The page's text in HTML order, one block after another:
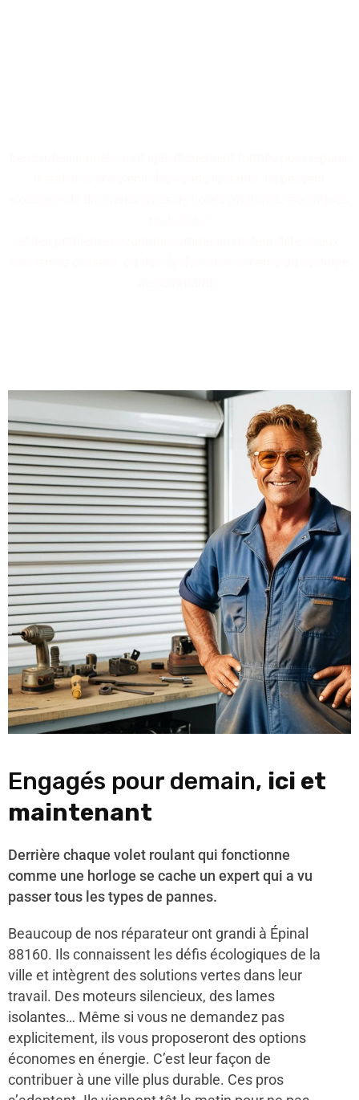
Engagés pour demain, ici et
maintenant
Derrière chaque volet roulant qui fonctionne
comme une horloge se cache un expert qui a vu
passer tous les types de pannes.
Beaucoup de nos réparateur ont grandi à Épinal
88160. Ils connaissent les défis écologiques de la
ville et intègrent des solutions vertes dans leur
travail. Des moteurs silencieux, des lames
isolantes… Même si vous ne demandez pas
explicitement, ils vous proposeront des options
économes en énergie. C’est leur façon de
contribuer à une ville plus durable. Ces pros